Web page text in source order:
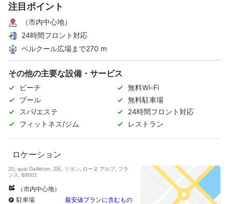
注目ポイント
（市内中心地）
24時間フロント対応
ベルクール広場まで270 m
その他の主要な設備・サービス
ビーチ
無料Wi-Fi
プール
無料駐車場
スパ/エステ
24時間フロント対応
フィットネス/ジム
レストラン
ロケーション
20, quai Gailleton, 2区, リヨン, ローヌ アルプ, フラ
ンス, 69002
（市内中心地）
駐車場
最安値プランに含むもの